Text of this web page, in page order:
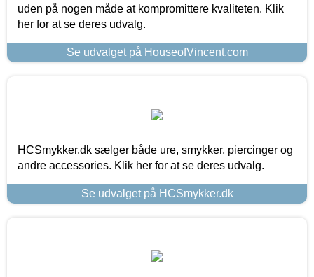
uden på nogen måde at kompromittere kvaliteten. Klik
her for at se deres udvalg.
Se udvalget på HouseofVincent.com
HCSmykker.dk sælger både ure, smykker, piercinger og
andre accessories. Klik her for at se deres udvalg.
Se udvalget på HCSmykker.dk